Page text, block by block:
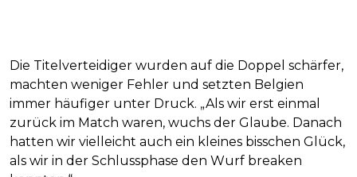
Die Titelverteidiger wurden auf die Doppel schärfer,
machten weniger Fehler und setzten Belgien
immer häufiger unter Druck. „Als wir erst einmal
zurück im Match waren, wuchs der Glaube. Danach
hatten wir vielleicht auch ein kleines bisschen Glück,
als wir in der Schlussphase den Wurf breaken